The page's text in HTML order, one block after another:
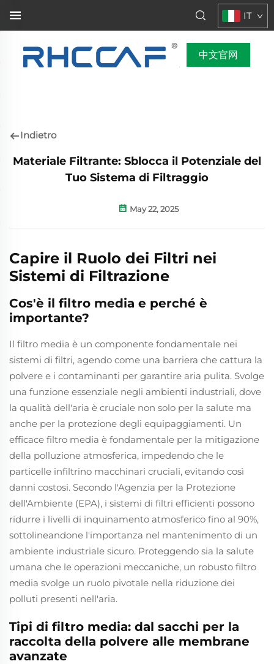
IT
中文官网
Indietro
Materiale Filtrante: Sblocca il Potenziale del
Tuo Sistema di Filtraggio
May 22, 2025
Capire il Ruolo dei Filtri nei
Sistemi di Filtrazione
Cos'è il filtro media e perché è
importante?
Il filtro media è un componente fondamentale nei
sistemi di filtri, agendo come una barriera che cattura la
polvere e i contaminanti per garantire aria pulita. Svolge
una funzione essenziale negli ambienti industriali, dove
la qualità dell'aria è cruciale non solo per la salute ma
anche per la protezione degli equipaggiamenti. Un
efficace filtro media è fondamentale per la mitigazione
della polluzione atmosferica, impedendo che le
particelle infiltrino macchinari cruciali, evitando così
danni costosi. Secondo l'Agenzia per la Protezione
dell'Ambiente (EPA), i sistemi di filtri efficienti possono
ridurre i livelli di inquinamento atmosferico fino al 90%,
sottolineandone l'importanza nel mantenimento di un
ambiente industriale sicuro. Proteggendo sia la salute
umana che le operazioni meccaniche, un robusto filtro
media svolge un ruolo pivotale nella riduzione dei
polluti presenti nell'aria.
Tipi di filtro media: dal sacchi per la
raccolta della polvere alle membrane
avanzate